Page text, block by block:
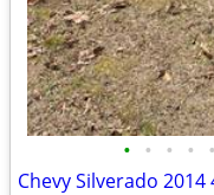
• • • • •
Chevy Silverado 2014